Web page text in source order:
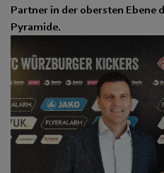
Partner in der obersten Ebene
Pyramide.